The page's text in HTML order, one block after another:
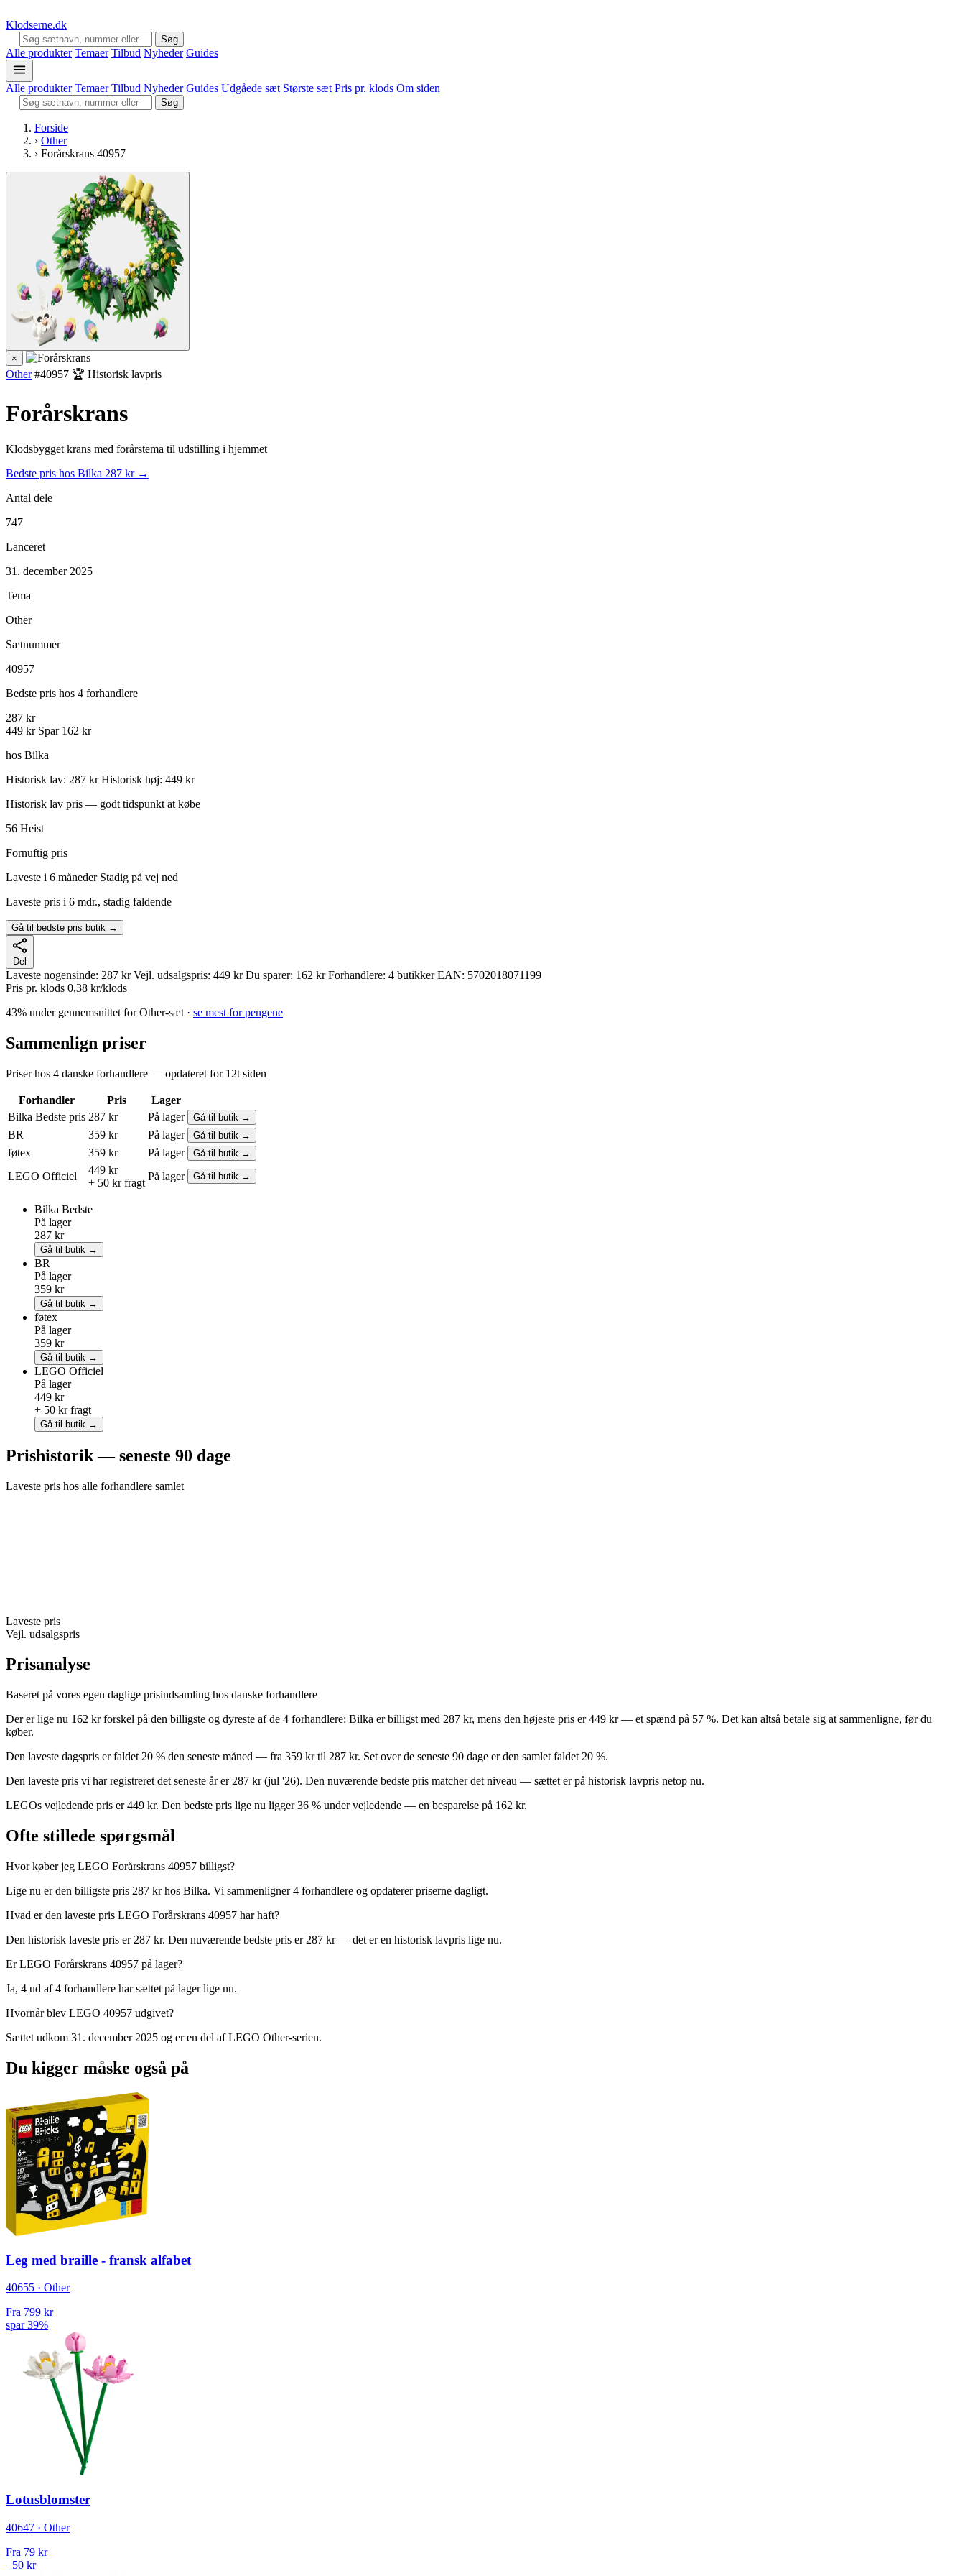
Klodserne.dk
Søg
Alle produkter Temaer Tilbud Nyheder Guides
Alle produkter Temaer Tilbud Nyheder Guides Udgåede sæt Største sæt Pris pr. klods Om siden
Søg
Forside
› Other
› Forårskrans 40957
×
Other #40957 🏆 Historisk lavpris
Forårskrans
Klodsbygget krans med forårstema til udstilling i hjemmet
Bedste pris hos Bilka 287 kr →
Antal dele
747
Lanceret
31. december 2025
Tema
Other
Sætnummer
40957
Bedste pris hos 4 forhandlere
287 kr
449 kr Spar 162 kr
hos Bilka
Historisk lav: 287 kr Historisk høj: 449 kr
Historisk lav pris — godt tidspunkt at købe
56 Heist
Fornuftig pris
Laveste i 6 måneder Stadig på vej ned
Laveste pris i 6 mdr., stadig faldende
Gå til bedste pris butik →
Del
Laveste nogensinde: 287 kr Vejl. udsalgspris: 449 kr Du sparer: 162 kr Forhandlere: 4 butikker EAN: 5702018071199
Pris pr. klods 0,38 kr/klods
43% under gennemsnittet for Other-sæt · se mest for pengene
Sammenlign priser
Priser hos 4 danske forhandlere — opdateret for 12t siden
Forhandler Pris
Lager
Bilka Bedste pris 287 kr På lager Gå til butik →
BR 359 kr På lager Gå til butik →
føtex 359 kr På lager Gå til butik →
LEGO Officiel
449 kr
+ 50 kr fragt
På lager Gå til butik →
Bilka Bedste
På lager
287 kr
Gå til butik →
BR
På lager
359 kr
Gå til butik →
føtex
På lager
359 kr
Gå til butik →
LEGO Officiel
På lager
449 kr
+ 50 kr fragt
Gå til butik →
Prishistorik — seneste 90 dage
Laveste pris hos alle forhandlere samlet
Laveste pris
Vejl. udsalgspris
Prisanalyse
Baseret på vores egen daglige prisindsamling hos danske forhandlere
Der er lige nu 162 kr forskel på den billigste og dyreste af de 4 forhandlere: Bilka er billigst med 287 kr, mens den højeste pris er 449 kr — et spænd på 57 %. Det kan altså betale sig at sammenligne, før du
køber.
Den laveste dagspris er faldet 20 % den seneste måned — fra 359 kr til 287 kr. Set over de seneste 90 dage er den samlet faldet 20 %.
Den laveste pris vi har registreret det seneste år er 287 kr (jul '26). Den nuværende bedste pris matcher det niveau — sættet er på historisk lavpris netop nu.
LEGOs vejledende pris er 449 kr. Den bedste pris lige nu ligger 36 % under vejledende — en besparelse på 162 kr.
Ofte stillede spørgsmål
Hvor køber jeg LEGO Forårskrans 40957 billigst?
Lige nu er den billigste pris 287 kr hos Bilka. Vi sammenligner 4 forhandlere og opdaterer priserne dagligt.
Hvad er den laveste pris LEGO Forårskrans 40957 har haft?
Den historisk laveste pris er 287 kr. Den nuværende bedste pris er 287 kr — det er en historisk lavpris lige nu.
Er LEGO Forårskrans 40957 på lager?
Ja, 4 ud af 4 forhandlere har sættet på lager lige nu.
Hvornår blev LEGO 40957 udgivet?
Sættet udkom 31. december 2025 og er en del af LEGO Other-serien.
Du kigger måske også på
Leg med braille - fransk alfabet
40655 · Other
Fra 799 kr
spar 39%
Lotusblomster
40647 · Other
Fra 79 kr
−50 kr